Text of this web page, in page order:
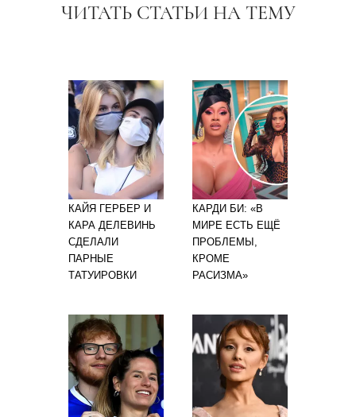
ЧИТАТЬ СТАТЬИ НА ТЕМУ
КАЙЯ ГЕРБЕР И
КАРА ДЕЛЕВИНЬ
СДЕЛАЛИ
ПАРНЫЕ
ТАТУИРОВКИ
КАРДИ БИ: «В
МИРЕ ЕСТЬ ЕЩЁ
ПРОБЛЕМЫ,
КРОМЕ
РАСИЗМА»